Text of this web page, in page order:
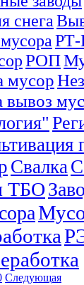
снега
РТ-
РОП
мусор
Свалка
ТБО
Следующая